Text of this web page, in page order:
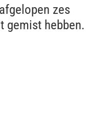
zes
gemist hebben.